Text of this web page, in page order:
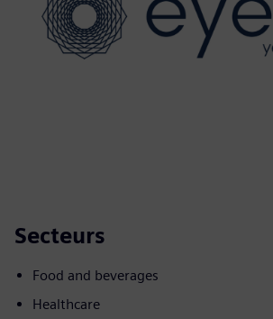
Secteurs
Food and beverages
Healthcare